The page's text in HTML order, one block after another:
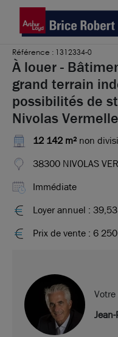
Référence : 1312334-0
À louer -
grand terrain
possibilités de
Nivolas Vermelle
12 142 m² non
38300 NIVOLAS
Immédiate
Loyer annuel :
Prix de vente : 6